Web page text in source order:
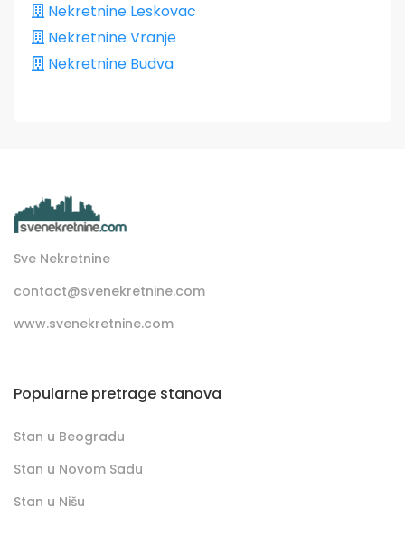
Nekretnine Leskovac
Nekretnine Vranje
Nekretnine Budva
Sve Nekretnine
contact@svenekretnine.com
www.svenekretnine.com
Popularne pretrage stanova
Stan u Beogradu
Stan u Novom Sadu
Stan u Nišu